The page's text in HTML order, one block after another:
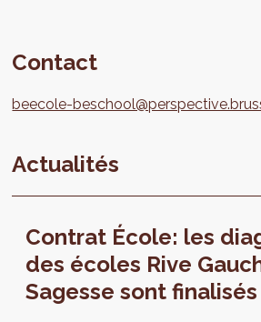
Contact
beecole-
Actualités
Contrat École: les
des écoles Rive
Sagesse sont finalisés